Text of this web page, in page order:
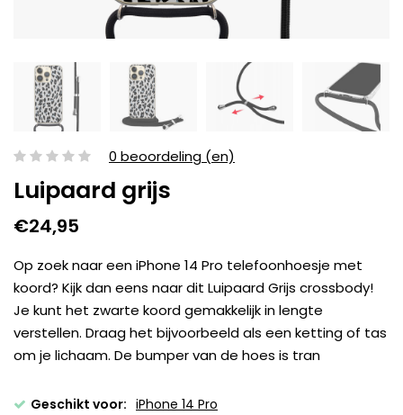
0 beoordeling (en)
Luipaard grijs
€24,95
Op zoek naar een iPhone 14 Pro telefoonhoesje met
koord? Kijk dan eens naar dit Luipaard Grijs crossbody!
Je kunt het zwarte koord gemakkelijk in lengte
verstellen. Draag het bijvoorbeeld als een ketting of tas
om je lichaam. De bumper van de hoes is tran
Geschikt voor: iPhone 14 Pro